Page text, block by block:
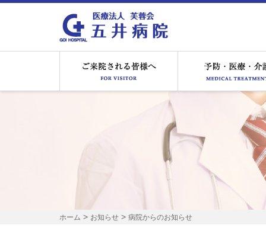
ホーム > お知らせ > 病院からのお知らせ